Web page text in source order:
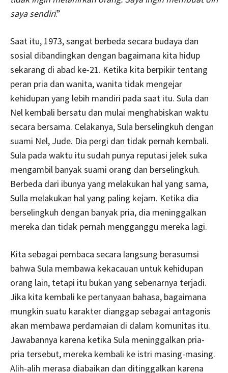
saya sendiri.”
Saat itu, 1973, sangat berbeda secara budaya dan
sosial dibandingkan dengan bagaimana kita hidup
sekarang di abad ke-21. Ketika kita berpikir tentang
peran pria dan wanita, wanita tidak mengejar
kehidupan yang lebih mandiri pada saat itu. Sula dan
Nel kembali bersatu dan mulai menghabiskan waktu
secara bersama. Celakanya, Sula berselingkuh dengan
suami Nel, Jude. Dia pergi dan tidak pernah kembali.
Sula pada waktu itu sudah punya reputasi jelek suka
mengambil banyak suami orang dan berselingkuh.
Berbeda dari ibunya yang melakukan hal yang sama,
Sulla melakukan hal yang paling kejam. Ketika dia
berselingkuh dengan banyak pria, dia meninggalkan
mereka dan tidak pernah mengganggu mereka lagi.
Kita sebagai pembaca secara langsung berasumsi
bahwa Sula membawa kekacauan untuk kehidupan
orang lain, tetapi itu bukan yang sebenarnya terjadi.
Jika kita kembali ke pertanyaan bahasa, bagaimana
mungkin suatu karakter dianggap sebagai antagonis
akan membawa perdamaian di dalam komunitas itu.
Jawabannya karena ketika Sula meninggalkan pria-
pria tersebut, mereka kembali ke istri masing-masing.
Alih-alih merasa diabaikan dan ditinggalkan karena